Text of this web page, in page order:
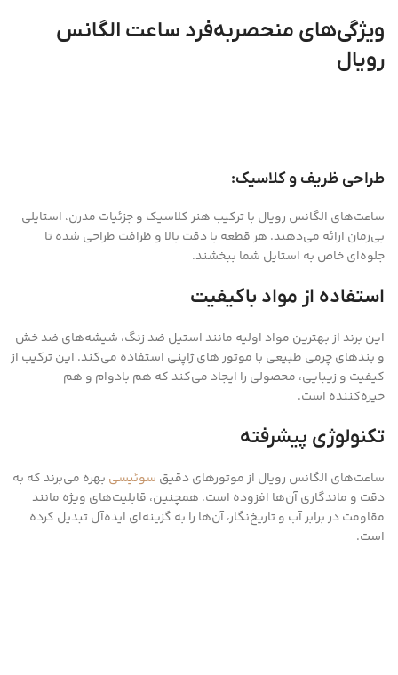
ویژگی‌های منحصربه‌فرد ساعت الگانس
رویال
طراحی ظریف و کلاسیک:
ساعت‌های الگانس رویال با ترکیب هنر کلاسیک و جزئیات مدرن، استایلی
بی‌زمان ارائه می‌دهند. هر قطعه با دقت بالا و ظرافت طراحی شده تا
جلوه‌ای خاص به استایل شما ببخشند.
استفاده از مواد باکیفیت
این برند از بهترین مواد اولیه مانند استیل ضد زنگ، شیشه‌های ضد خش
و بندهای چرمی طبیعی با موتور های ژاپنی استفاده می‌کند. این ترکیب از
کیفیت و زیبایی، محصولی را ایجاد می‌کند که هم بادوام و هم
خیره‌کننده است.
تکنولوژی پیشرفته
ساعت‌های الگانس رویال از موتورهای دقیق سوئیسی بهره می‌برند که به
دقت و ماندگاری آن‌ها افزوده است. همچنین، قابلیت‌های ویژه مانند
مقاومت در برابر آب و تاریخ‌نگار، آن‌ها را به گزینه‌ای ایده‌آل تبدیل کرده
است.